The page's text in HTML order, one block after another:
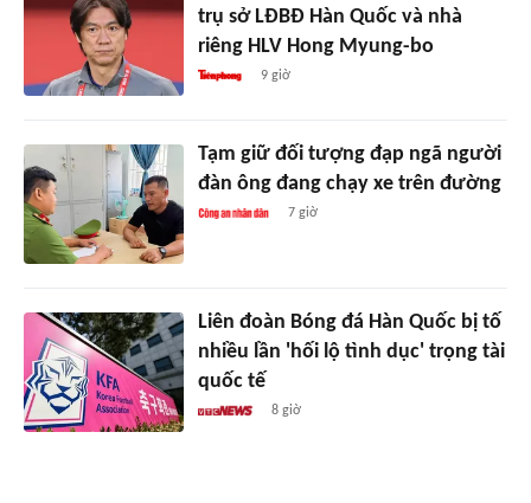
trụ sở LĐBĐ Hàn Quốc và nhà
riêng HLV Hong Myung-bo
9 giờ
Tạm giữ đối tượng đạp ngã người
đàn ông đang chạy xe trên đường
7 giờ
Liên đoàn Bóng đá Hàn Quốc bị tố
nhiều lần 'hối lộ tình dục' trọng tài
quốc tế
8 giờ